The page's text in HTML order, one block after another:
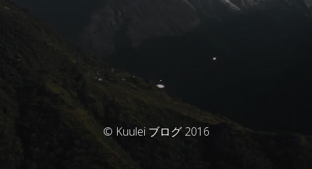
© Kuulei ブログ 2016